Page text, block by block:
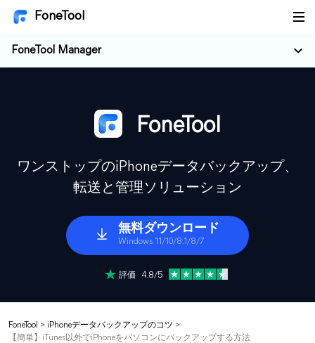
FoneTool
FoneTool Manager
FoneTool
ワンストップのiPhoneデータバックアップ、
転送と管理ソリューション
無料ダウンロード
Windows 11/10/8.1/8/7
評価 4.8/5
FoneTool > iPhoneデータバックアップのコツ >
【簡単】iTunes以外でiPhoneをパソコンにバックアップする方法